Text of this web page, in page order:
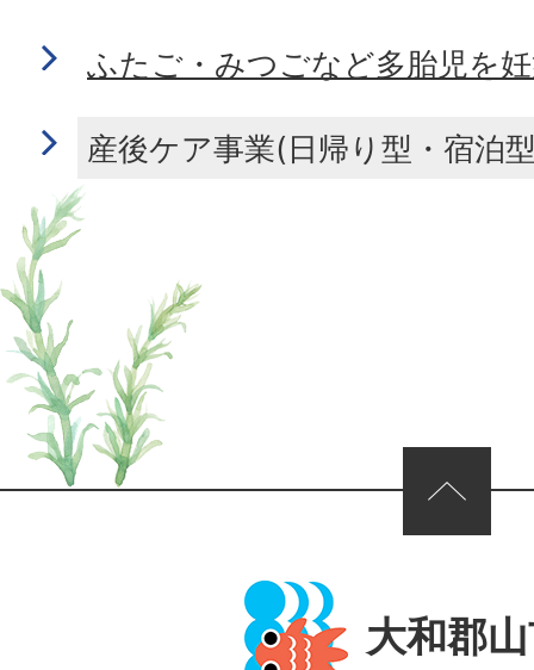
ふたご・みつごなど多胎児を
産後ケア事業(日帰り型・宿泊
ページの先頭へ
大和郡